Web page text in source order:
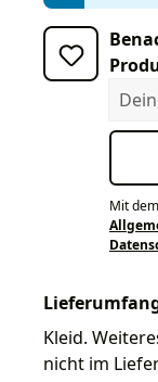
Mit
Kleid.
nicht im